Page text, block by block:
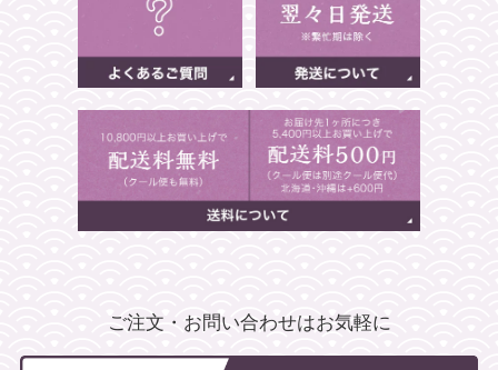
ご注文・お問い合わせはお気軽に